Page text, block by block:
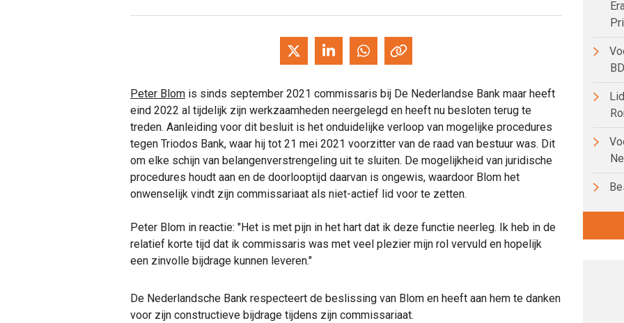
Peter Blom is sinds september 2021 commissaris bij De Nederlandse Bank maar heeft
eind 2022 al tijdelijk zijn werkzaamheden neergelegd en heeft nu besloten terug te
treden. Aanleiding voor dit besluit is het onduidelijke verloop van mogelijke procedures
tegen Triodos Bank, waar hij tot 21 mei 2021 voorzitter van de raad van bestuur was. Dit
om elke schijn van belangenverstrengeling uit te sluiten. De mogelijkheid van juridische
procedures houdt aan en de doorlooptijd daarvan is ongewis, waardoor Blom het
onwenselijk vindt zijn commissariaat als niet-actief lid voor te zetten.
Peter Blom in reactie: "Het is met pijn in het hart dat ik deze functie neerleg. Ik heb in de
relatief korte tijd dat ik commissaris was met veel plezier mijn rol vervuld en hopelijk
een zinvolle bijdrage kunnen leveren."
De Nederlandsche Bank respecteert de beslissing van Blom en heeft aan hem te danken
voor zijn constructieve bijdrage tijdens zijn commissariaat.